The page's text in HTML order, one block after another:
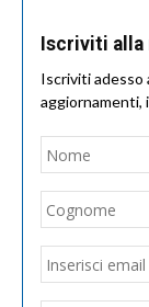
Iscriviti
Iscriviti adesso
aggiornamenti,
Nome
Email